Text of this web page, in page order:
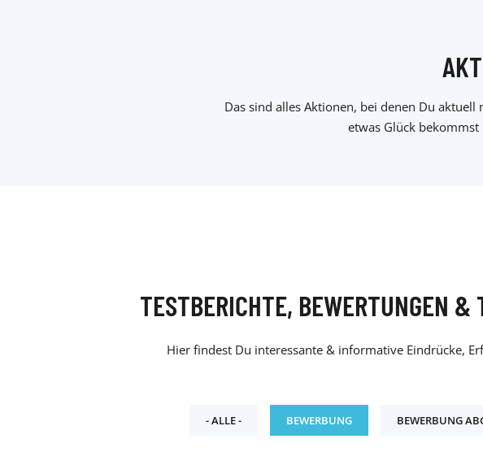
Das sind alles Aktionen, bei denen Du
etwas Glück bekommst
TESTBERICHTE, BEWERTUNGEN &
Hier findest Du interessante & informative Eindrücke,
- ALLE - BEWERBUNG BEWERBUNG